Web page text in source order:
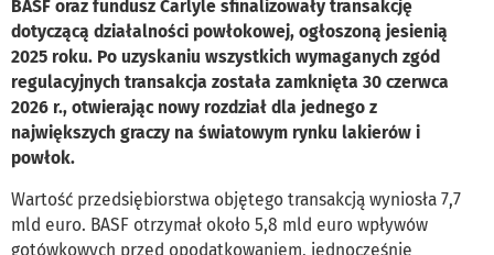
BASF oraz fundusz Carlyle sfinalizowały transakcję
dotyczącą działalności powłokowej, ogłoszoną jesienią
2025 roku. Po uzyskaniu wszystkich wymaganych zgód
regulacyjnych transakcja została zamknięta 30 czerwca
2026 r., otwierając nowy rozdział dla jednego z
największych graczy na światowym rynku lakierów i
powłok.
Wartość przedsiębiorstwa objętego transakcją wyniosła 7,7
mld euro. BASF otrzymał około 5,8 mld euro wpływów
gotówkowych przed opodatkowaniem, jednocześnie